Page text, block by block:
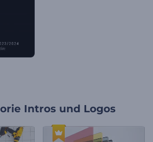
Intros und Logos